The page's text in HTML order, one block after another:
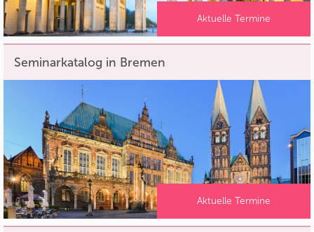
Aktuelle Termine
Seminarkatalog in Bremen
Aktuelle Termine